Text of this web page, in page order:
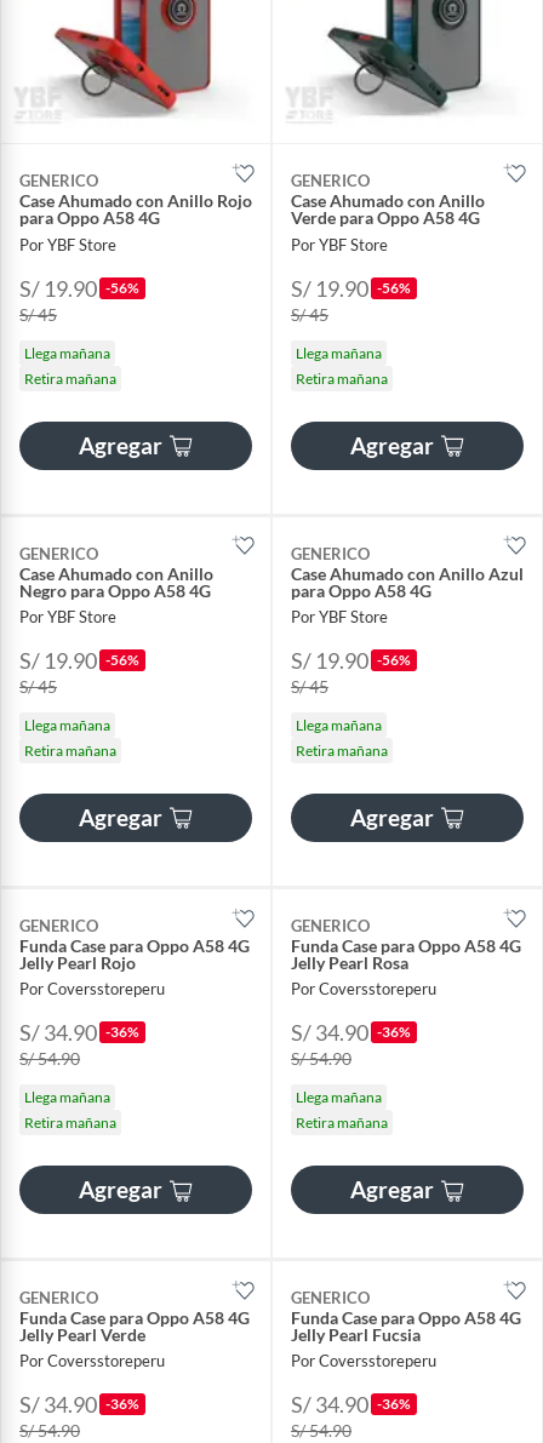
GENERICO
Case Ahumado con Anillo Rojo
para Oppo A58 4G
Por YBF Store
S/ 19.90 -56%
S/ 45
Llega mañana
Retira mañana
Agregar
GENERICO
Case Ahumado con Anillo
Verde para Oppo A58 4G
Por YBF Store
S/ 19.90 -56%
S/ 45
Llega mañana
Retira mañana
Agregar
GENERICO
Case Ahumado con Anillo
Negro para Oppo A58 4G
Por YBF Store
S/ 19.90 -56%
S/ 45
Llega mañana
Retira mañana
Agregar
GENERICO
Case Ahumado con Anillo Azul
para Oppo A58 4G
Por YBF Store
S/ 19.90 -56%
S/ 45
Llega mañana
Retira mañana
Agregar
GENERICO
Funda Case para Oppo A58 4G
Jelly Pearl Rojo
Por Coversstoreperu
S/ 34.90 -36%
S/ 54.90
Llega mañana
Retira mañana
Agregar
GENERICO
Funda Case para Oppo A58 4G
Jelly Pearl Rosa
Por Coversstoreperu
S/ 34.90 -36%
S/ 54.90
Llega mañana
Retira mañana
Agregar
GENERICO
Funda Case para Oppo A58 4G
Jelly Pearl Verde
Por Coversstoreperu
S/ 34.90 -36%
S/ 54.90
GENERICO
Funda Case para Oppo A58 4G
Jelly Pearl Fucsia
Por Coversstoreperu
S/ 34.90 -36%
S/ 54.90